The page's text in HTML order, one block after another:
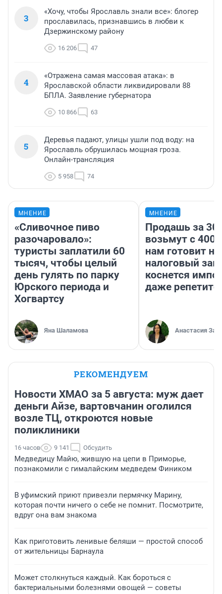
3
«Хочу, чтобы Ярославль знали все»: блогер
прославилась, признавшись в любви к
Дзержинскому району
16 206 47
4
«Отражена самая массовая атака»: в
Ярославской области ликвидировали 88
БПЛА. Заявление губернатора
10 866 63
5
Деревья падают, улицы ушли под воду: на
Ярославль обрушилась мощная гроза.
Онлайн-трансляция
5 958 74
МНЕНИЕ
«Сливочное пиво
разочаровало»:
туристы заплатили 60
тысяч, чтобы целый
день гулять по парку
Юрского периода и
Хогвартсу
Яна Шаламова
МНЕНИЕ
Продашь за
возьмут с
нам готовит
налоговый
коснется
даже
Анастасия
РЕКОМЕНДУЕМ
Новости ХМАО за 5 августа: муж дает
деньги Айзе, вартовчанин оголился
возле ТЦ, откроются новые
поликлиники
16 часов 9 141 Обсудить
Медведицу Майю, жившую на цепи в Приморье,
познакомили с гималайским медведем Фиником
В уфимский приют привезли пермячку Марину,
которая почти ничего о себе не помнит. Посмотрите,
вдруг она вам знакома
Как приготовить ленивые беляши — простой способ
от жительницы Барнаула
Может столкнуться каждый. Как бороться с
бактериальными болезнями овощей — советы